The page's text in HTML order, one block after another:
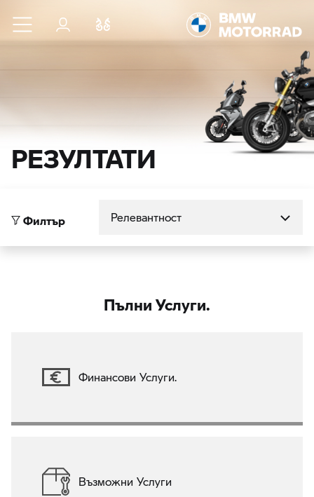
Към основното съдържание
Вход
РЕЗУЛТАТИ
Филтър
Пълни Услуги.
Финансови Услуги.
Възможни Услуги